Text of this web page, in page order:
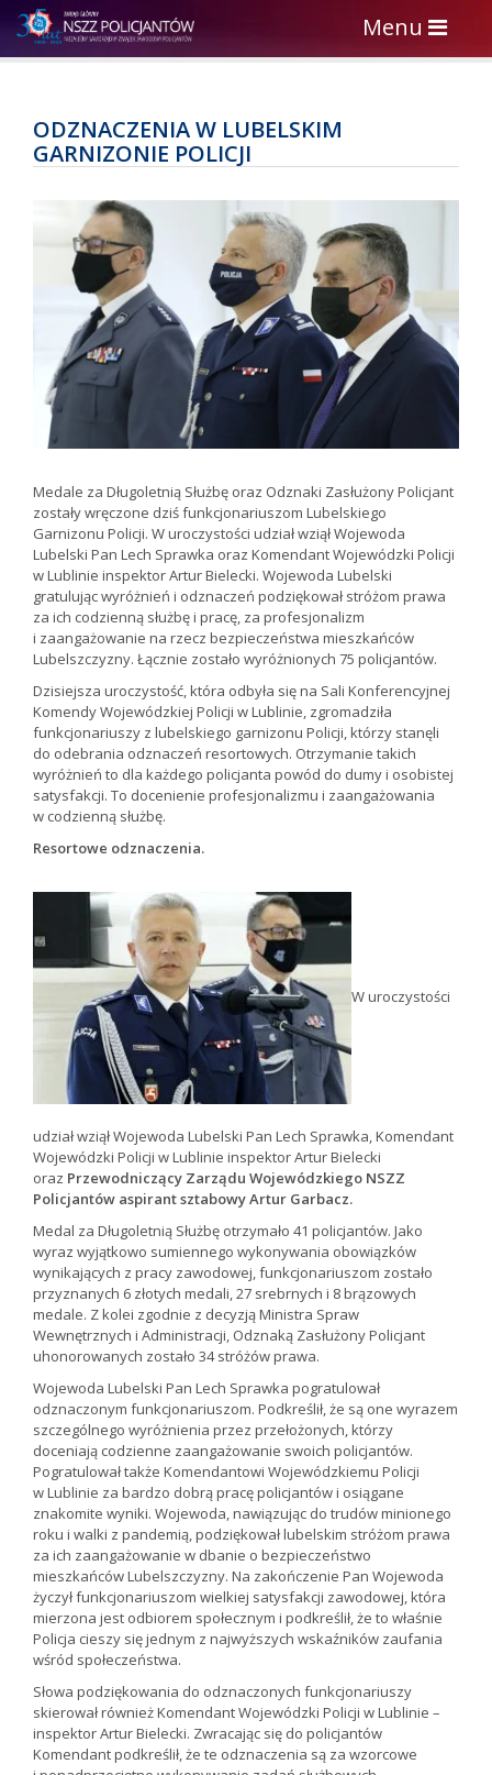
Toggle
navigation
Menu
ODZNACZENIA W LUBELSKIM
GARNIZONIE POLICJI
Medale za Długoletnią Służbę oraz Odznaki Zasłużony Policjant
zostały wręczone dziś funkcjonariuszom Lubelskiego
Garnizonu Policji. W uroczystości udział wziął Wojewoda
Lubelski Pan Lech Sprawka oraz Komendant Wojewódzki Policji
w Lublinie inspektor Artur Bielecki. Wojewoda Lubelski
gratulując wyróżnień i odznaczeń podziękował stróżom prawa
za ich codzienną służbę i pracę, za profesjonalizm
i zaangażowanie na rzecz bezpieczeństwa mieszkańców
Lubelszczyzny. Łącznie zostało wyróżnionych 75 policjantów.
Dzisiejsza uroczystość, która odbyła się na Sali Konferencyjnej
Komendy Wojewódzkiej Policji w Lublinie, zgromadziła
funkcjonariuszy z lubelskiego garnizonu Policji, którzy stanęli
do odebrania odznaczeń resortowych. Otrzymanie takich
wyróżnień to dla każdego policjanta powód do dumy i osobistej
satysfakcji. To docenienie profesjonalizmu i zaangażowania
w codzienną służbę.
Resortowe odznaczenia.
W uroczystości
udział wziął Wojewoda Lubelski Pan Lech Sprawka, Komendant
Wojewódzki Policji w Lublinie inspektor Artur Bielecki
oraz Przewodniczący Zarządu Wojewódzkiego NSZZ
Policjantów aspirant sztabowy Artur Garbacz.
Medal za Długoletnią Służbę otrzymało 41 policjantów. Jako
wyraz wyjątkowo sumiennego wykonywania obowiązków
wynikających z pracy zawodowej, funkcjonariuszom zostało
przyznanych 6 złotych medali, 27 srebrnych i 8 brązowych
medale. Z kolei zgodnie z decyzją Ministra Spraw
Wewnętrznych i Administracji, Odznaką Zasłużony Policjant
uhonorowanych zostało 34 stróżów prawa.
Wojewoda Lubelski Pan Lech Sprawka pogratulował
odznaczonym funkcjonariuszom. Podkreślił, że są one wyrazem
szczególnego wyróżnienia przez przełożonych, którzy
doceniają codzienne zaangażowanie swoich policjantów.
Pogratulował także Komendantowi Wojewódzkiemu Policji
w Lublinie za bardzo dobrą pracę policjantów i osiągane
znakomite wyniki. Wojewoda, nawiązując do trudów minionego
roku i walki z pandemią, podziękował lubelskim stróżom prawa
za ich zaangażowanie w dbanie o bezpieczeństwo
mieszkańców Lubelszczyzny. Na zakończenie Pan Wojewoda
życzył funkcjonariuszom wielkiej satysfakcji zawodowej, która
mierzona jest odbiorem społecznym i podkreślił, że to właśnie
Policja cieszy się jednym z najwyższych wskaźników zaufania
wśród społeczeństwa.
Słowa podziękowania do odznaczonych funkcjonariuszy
skierował również Komendant Wojewódzki Policji w Lublinie –
inspektor Artur Bielecki. Zwracając się do policjantów
Komendant podkreślił, że te odznaczenia są za wzorcowe